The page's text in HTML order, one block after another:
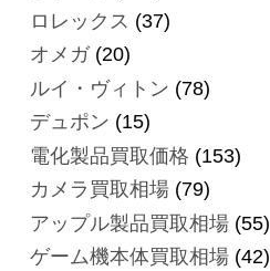
ロレックス (37)
オメガ(20)
ルイ・ヴィトン (78)
デュポン (15)
電化製品買取価格 (153)
カメラ買取相場(79)
アップル製品買取相場(55)
ゲーム機本体買取相場(42)